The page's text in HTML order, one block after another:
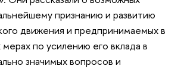
признанию и развитию
движения и предпринимаемых в
мерах по усилению его вклада в
значимых вопросов и